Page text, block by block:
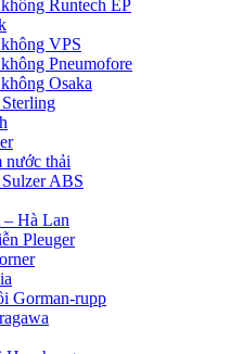
Runtech EP
VPS
Pneumofore
Osaka
nước thải
ABS
Hà Lan
Pleuger
Gorman-rupp